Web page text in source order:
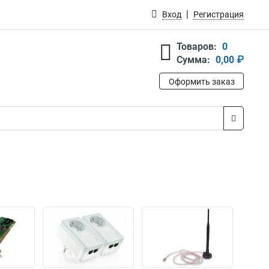
Вход Регистрация
Товаров: 0
Сумма: 0,00 ₽
Оформить заказ